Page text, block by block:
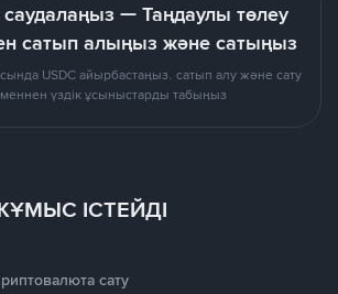
саудалаңыз — Таңдаулы төлеу
сатып алыңыз және сатыңыз
USDC айырбастаңыз. сатып алу және сату
үздік ұсыныстарды табыңыз
ІСТЕЙДІ
сату